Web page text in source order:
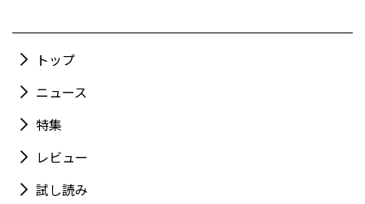
トップ
ニュース
特集
レビュー
試し読み